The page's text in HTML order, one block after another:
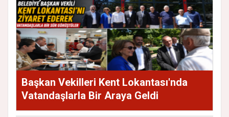
Başkan Vekilleri Kent Lokantası'nda
Vatandaşlarla Bir Araya Geldi